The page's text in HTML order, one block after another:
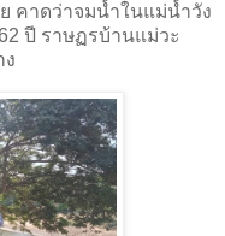
คาดว่าจมน้ำในแม่น้ำวัง
ปี ราษฏรบ้านแม่วะ
ง